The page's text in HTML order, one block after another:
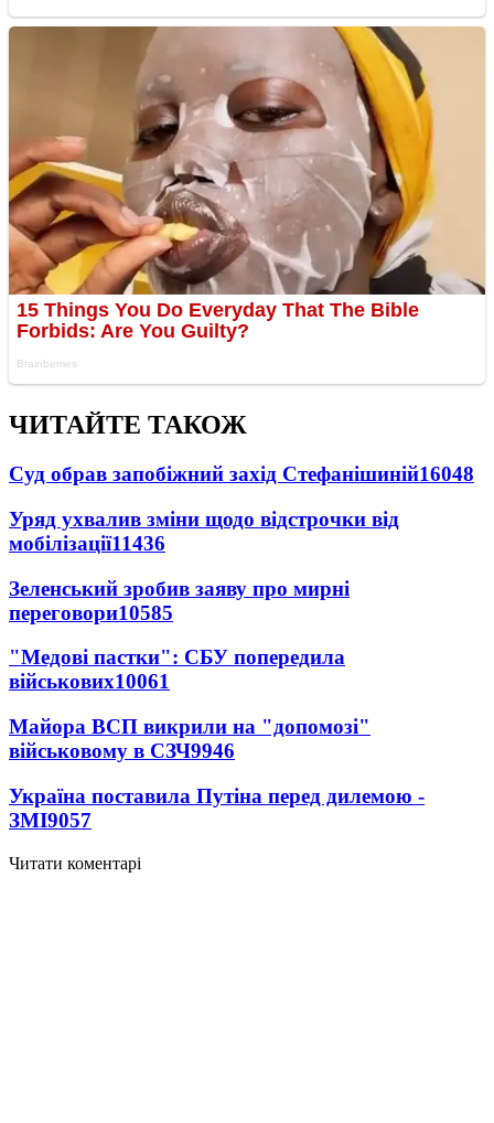
ЧИТАЙТЕ ТАКОЖ
Суд обрав запобіжний захід Стефанішиній16048
Уряд ухвалив зміни щодо відстрочки від
мобілізації11436
Зеленський зробив заяву про мирні
переговори10585
"Медові пастки": СБУ попередила
військових10061
Майора ВСП викрили на "допомозі"
військовому в СЗЧ9946
Україна поставила Путіна перед дилемою -
ЗМІ9057
Читати коментарі